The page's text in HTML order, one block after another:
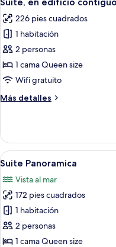
todas
las
fotos
de
Suite,
en
contiguo
226 pies cuadrados
1 habitación
2 personas
1 cama Queen size
Wifi gratuito
Más detalles
Más
en
edificio
contiguo
Abrir
todas
las
fotos
de
Suite
Panoramica
5
Suite Panoramica
Vista al mar
172 pies cuadrados
1 habitación
2 personas
1 cama Queen size